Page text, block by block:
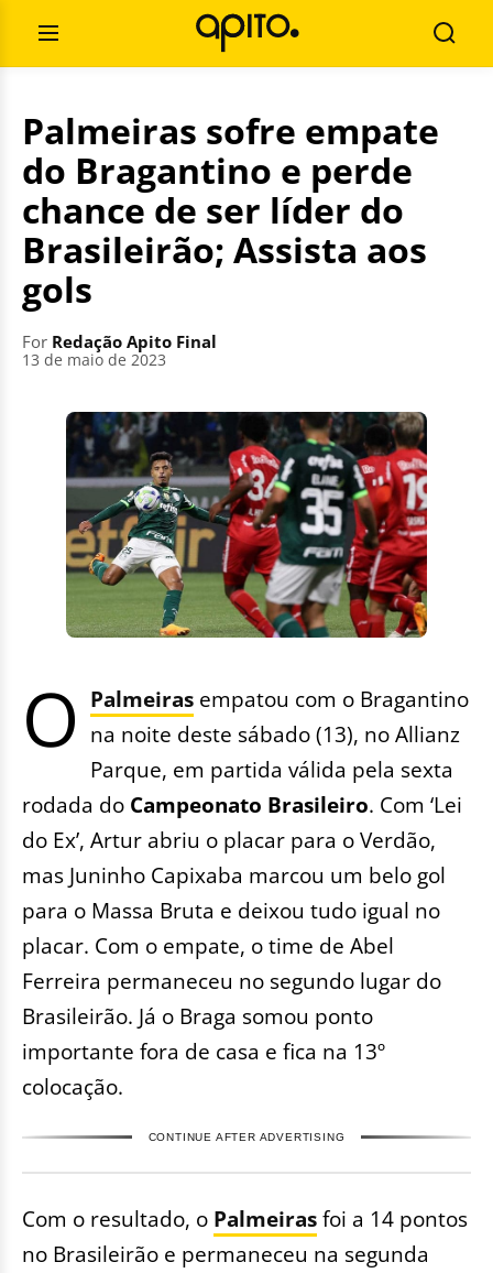
contentOpen
Menu
for:
Palmeiras sofre empate
do Bragantino e perde
chance de ser líder do
Brasileirão; Assista aos
gols
For Redação Apito Final
13 de maio de 2023
O Palmeiras empatou com o Bragantino
na noite deste sábado (13), no Allianz
Parque, em partida válida pela sexta
rodada do Campeonato Brasileiro. Com ‘Lei
do Ex’, Artur abriu o placar para o Verdão,
mas Juninho Capixaba marcou um belo gol
para o Massa Bruta e deixou tudo igual no
placar. Com o empate, o time de Abel
Ferreira permaneceu no segundo lugar do
Brasileirão. Já o Braga somou ponto
importante fora de casa e fica na 13º
colocação.
CONTINUE AFTER ADVERTISING
Com o resultado, o Palmeirasfoi a 14 pontos
no Brasileirão e permaneceu na segunda